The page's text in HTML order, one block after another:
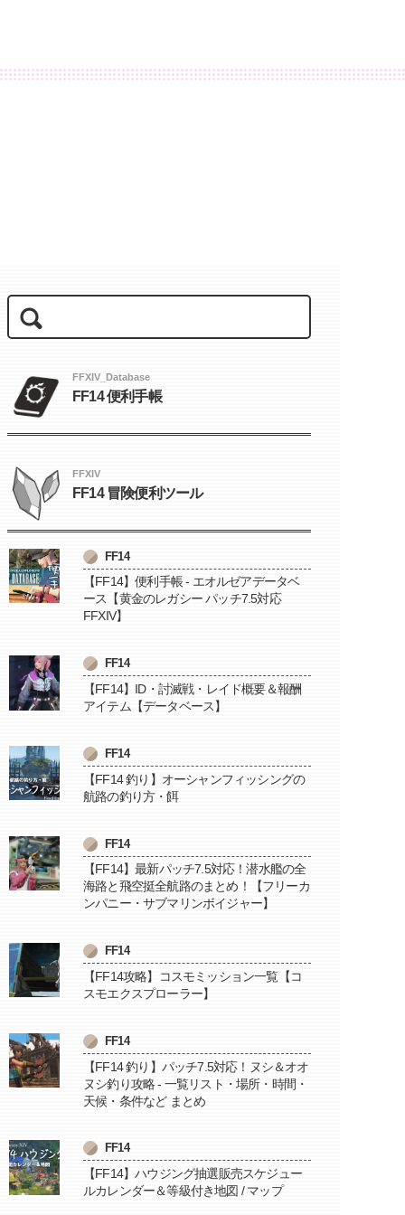
FFXIV_Database
FF14 便利手帳
FFXIV
FF14 冒険便利ツール
FF14
【FF14】便利手帳 - エオルゼアデータベ
ース【黄金のレガシー パッチ7.5対応
FFXIV】
FF14
【FF14】ID・討滅戦・レイド概要＆報酬
アイテム【データベース】
FF14
【FF14 釣り】オーシャンフィッシングの
航路の釣り方・餌
FF14
【FF14】最新パッチ7.5対応！潜水艦の全
海路と飛空挺全航路のまとめ！【フリーカ
ンパニー・サブマリンボイジャー】
FF14
【FF14攻略】コスモミッション一覧【コ
スモエクスプローラー】
FF14
【FF14 釣り】パッチ7.5対応！ヌシ＆オオ
ヌシ釣り攻略 - 一覧リスト・場所・時間・
天候・条件など まとめ
FF14
【FF14】ハウジング抽選販売スケジュー
ルカレンダー＆等級付き地図 / マップ